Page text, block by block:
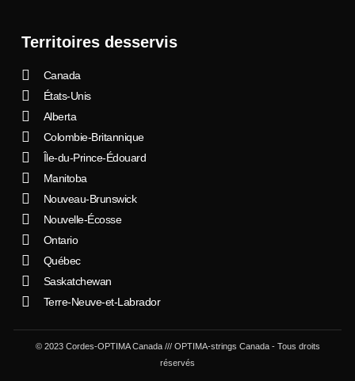
Territoires desservis
Canada
États-Unis
Alberta
Colombie-Britannique
Île-du-Prince-Édouard
Manitoba
Nouveau-Brunswick
Nouvelle-Écosse
Ontario
Québec
Saskatchewan
Terre-Neuve-et-Labrador
© 2023 Cordes-OPTIMA Canada /// OPTIMA-strings Canada - Tous droits
réservés